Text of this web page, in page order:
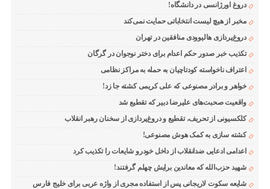
دروغ اورژانسی در دانشگاه!
مخبر از هیچ لیست انتخاباتی حمایت نمی‌کند
دروغ‌پردازی هالیوودی منافقین در تهران
تکذیب خبر صدور حکم اعدام برای دختر نوجوان در گرگان
اعتراف ناخواسته کودتاچیان به حمله به مراکز نظامی
خواهر و برادر مصنوعی که علی کریمی کشته جا زد!
واقعیت صحبت‌های علیرضا دبیر که تقطیع شد
کلکسیونی از تحریف، تقطیع و دروغ‌پردازی از سخنان رهبر انقلاب
کشته سازی به کمک هوش مصنوعی!
اعدامی ادعایی ضدانقلاب از داخل خودرو شایعات را تکذیب کرد
شهید حزب‌الله که معاندین برایش چهلم گرفتند!
شایعه سکوت لاریجانی پس از استفاده مجری از واژه عربی برای خلیج فارس